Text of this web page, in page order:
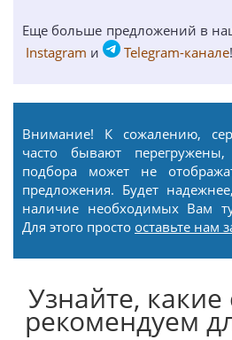
Еще больше предложений в
Instagram и Telegram-канале!
Внимание! К сожалению,
часто бывают
подбора может не
предложения. Будет
наличие необходимых Вам
Для этого просто оставьте нам
Узнайте,
рекомендуем